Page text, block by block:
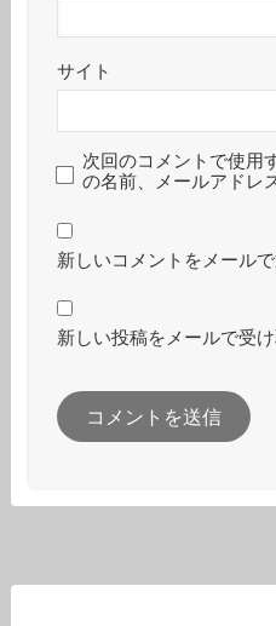
サイト
次回のコメントで使用
の名前、メールアドレ
新しいコメントをメール
新しい投稿をメールで受